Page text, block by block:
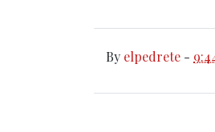
By elpedrete -